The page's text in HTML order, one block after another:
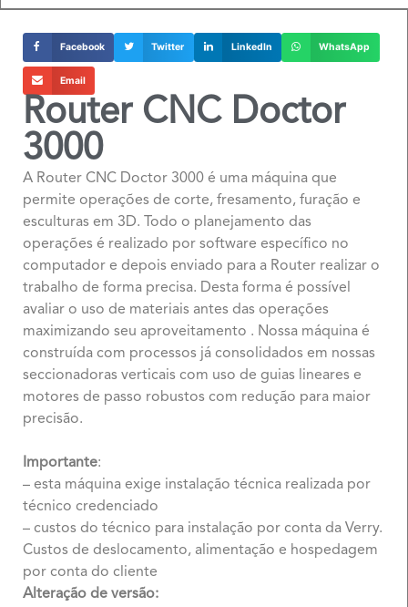
Facebook Twitter LinkedIn WhatsApp
Email
Router CNC Doctor
3000
A Router CNC Doctor 3000 é uma máquina que
permite operações de corte, fresamento, furação e
esculturas em 3D. Todo o planejamento das
operações é realizado por software específico no
computador e depois enviado para a Router realizar o
trabalho de forma precisa. Desta forma é possível
avaliar o uso de materiais antes das operações
maximizando seu aproveitamento . Nossa máquina é
construída com processos já consolidados em nossas
seccionadoras verticais com uso de guias lineares e
motores de passo robustos com redução para maior
precisão.
Importante:
– esta máquina exige instalação técnica realizada por
técnico credenciado
– custos do técnico para instalação por conta da Verry.
Custos de deslocamento, alimentação e hospedagem
por conta do cliente
Alteração de versão: